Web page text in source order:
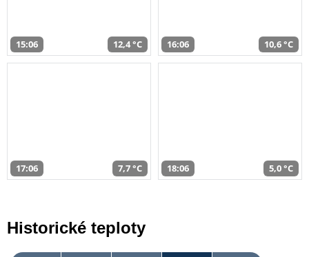
15:06 12,4 °C 16:06 10,6 °C
17:06 7,7 °C 18:06 5,0 °C
Historické teploty